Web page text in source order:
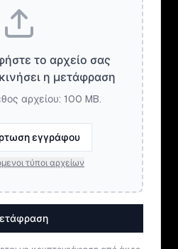
το αρχείο σας
η μετάφραση
αρχείου: 100 MB.
εγγράφου
τύποι αρχείων